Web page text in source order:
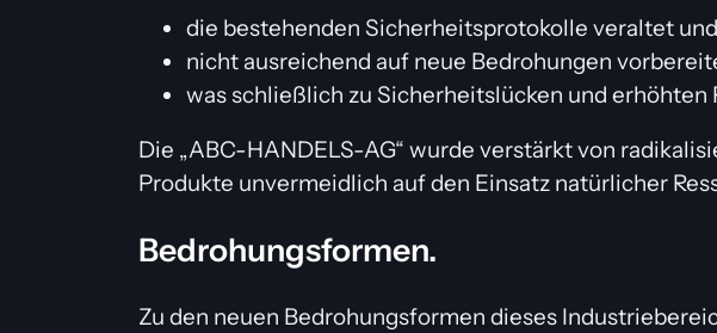
die bestehenden Sicherheitsprotokolle veraltet und
nicht ausreichend auf neue Bedrohungen
was schließlich zu Sicherheitslücken und erhöhten
Die „ABC-HANDELS-AG“ wurde verstärkt von
Produkte unvermeidlich auf den Einsatz natürlicher
Bedrohungsformen.
Zu den neuen Bedrohungsformen dieses